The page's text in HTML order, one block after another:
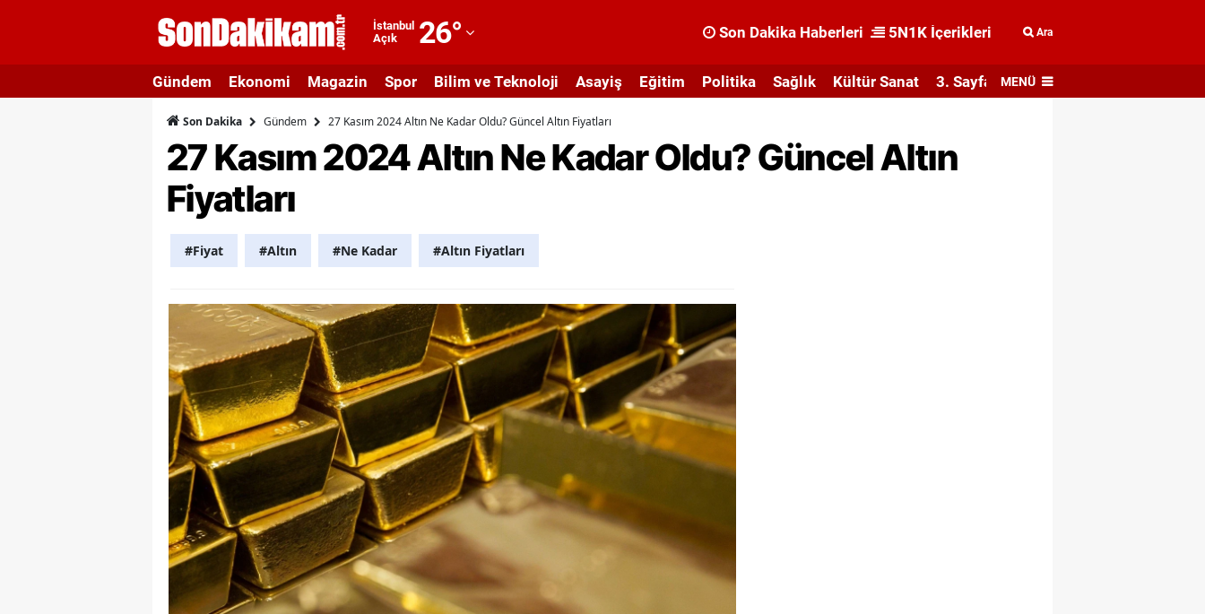
İstanbul
Açık
26°
Adıyaman
Afyonkarahisar
Ağrı
Ankara
Artvin
Aydın
Balıkesir
Bilecik
Bingöl
Bitlis
Bolu
Burdur
Bursa
Son Dakika Haberleri 5N1K İçerikleri Ara
Gündem Ekonomi Magazin Spor Bilim ve Teknoloji Asayiş Eğitim Politika Sağlık Kültür Sanat 3. Sayfa MENÜ
Son Dakika Gündem 27 Kasım 2024 Altın Ne Kadar Oldu? Güncel Altın Fiyatları
27 Kasım 2024 Altın Ne Kadar Oldu? Güncel Altın
Fiyatları
#Fiyat #Altın #Ne Kadar #Altın Fiyatları